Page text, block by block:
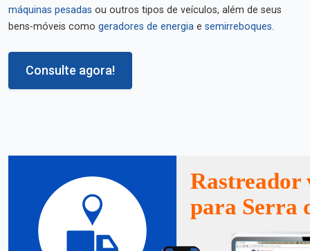
máquinas pesadas ou outros tipos de veículos, além de seus
bens-móveis como geradores de energia e semirreboques.
Consulte agora!
Rastreador
para Serra